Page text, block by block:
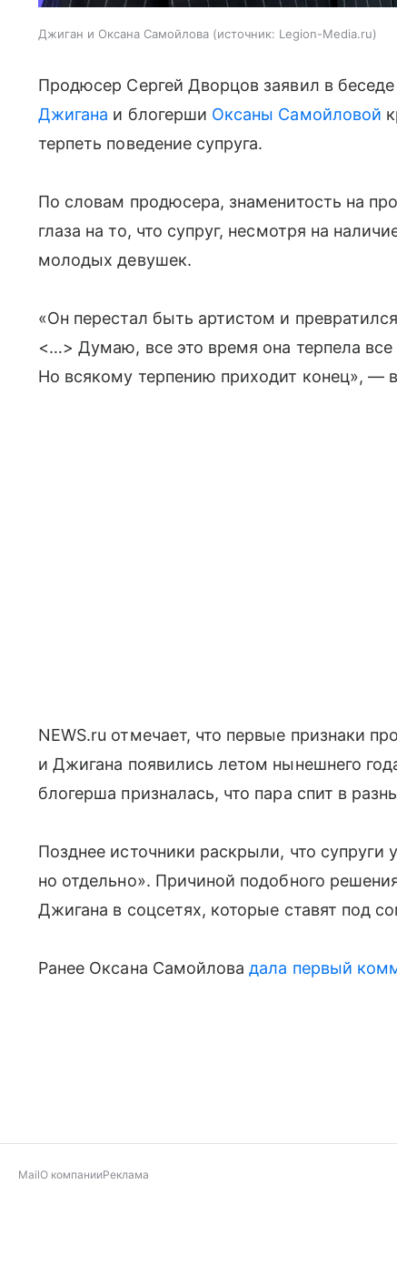
Джиган и Оксана Самойлова источник: Legion-Media.ru
Продюсер Сергей Дворцов заявил в
Джигана и блогерши Оксаны Самойловой
терпеть поведение супруга.
По словам продюсера, знаменитость на
глаза на то, что супруг, несмотря на
молодых девушек.
«Он перестал быть артистом и
<…> Думаю, все это время она терпела
Но всякому терпению приходит конец», —
NEWS.ru отмечает, что первые признаки
и Джигана появились летом нынешнего
блогерша призналась, что пара спит в
Позднее источники раскрыли, что
но отдельно». Причиной подобного
Джигана в соцсетях, которые ставят под
Ранее Оксана Самойловадала первый
MailО компанииРеклама